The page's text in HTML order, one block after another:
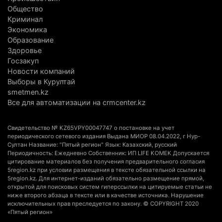
председателя административного суда
4 августа 2026 г. 14:29
В Алматинской области второй день не могут
потушить пожар в Аксайском ущелье
4 августа 2026 г. 13:02
В Алматы приостановили лицензии 350
строительным компаниям
В команде акима Алатау новое назначение: кто
возглавил аппарат города
4 августа 2026 г. 11:40 161
Выборы в Курултай: Алматинская область вошла
в число регионов с самым большим
количеством избирателей
Общество
Криминал
Экономика
Образование
Здоровье
Госзакуп
Новости компаний
Выборы в Курултай
smetmen.kz
Все для автоматизации на crmcenter.kz
Свидетельство № KZ65VPY00047747 о постановке на учет
периодического сетевого издания Выдана МИОР 08.04.2022, г Нур-
Султан Название: "Пятый регион" Язык: Казахский, русский
Периодичность: Ежедневно Собственник: ИП LIFE KOMEK Допускается
цитирование материалов без получения предварительного согласия
5region.kz при условии размещения в тексте обязательной ссылки на
5region.kz. Для интернет-изданий обязательно размещение прямой,
открытой для поисковых систем гиперссылки на цитируемые статьи не
ниже второго абзаца в тексте или в качестве источника. Нарушение
исключительных прав преследуется по закону. © COPYRIGHT 2020
«Пятый регион»